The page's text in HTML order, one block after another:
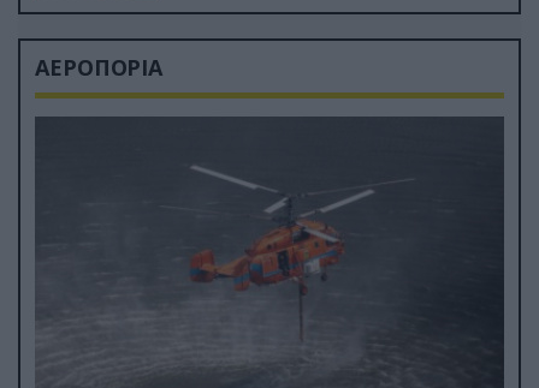
ΑΕΡΟΠΟΡΙΑ